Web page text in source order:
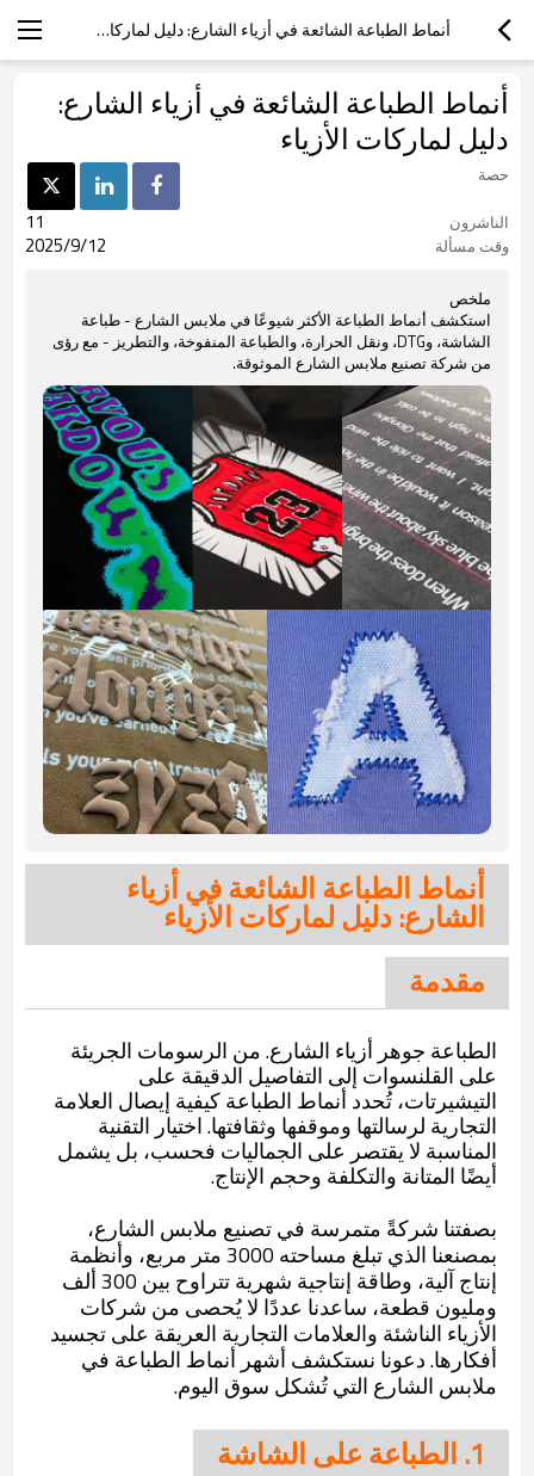
أنماط الطباعة الشائعة في أزياء الشارع: دليل لماركات الأزياء
أنماط الطباعة الشائعة في أزياء الشارع:
دليل لماركات الأزياء
حصة
الناشرون
11
وقت مسألة 2025/9/12
ملخص
استكشف أنماط الطباعة الأكثر شيوعًا في ملابس الشارع - طباعة
الشاشة، وDTG، ونقل الحرارة، والطباعة المنفوخة، والتطريز - مع رؤى
من شركة تصنيع ملابس الشارع الموثوقة.
أنماط الطباعة الشائعة في أزياء
الشارع: دليل لماركات الأزياء
مقدمة
الطباعة جوهر أزياء الشارع. من الرسومات الجريئة
على القلنسوات إلى التفاصيل الدقيقة على
التيشيرتات، تُحدد أنماط الطباعة كيفية إيصال العلامة
التجارية لرسالتها وموقفها وثقافتها. اختيار التقنية
المناسبة لا يقتصر على الجماليات فحسب، بل يشمل
أيضًا المتانة والتكلفة وحجم الإنتاج.
بصفتنا شركةً متمرسة في تصنيع ملابس الشارع،
بمصنعنا الذي تبلغ مساحته 3000 متر مربع، وأنظمة
إنتاج آلية، وطاقة إنتاجية شهرية تتراوح بين 300 ألف
ومليون قطعة، ساعدنا عددًا لا يُحصى من شركات
الأزياء الناشئة والعلامات التجارية العريقة على تجسيد
أفكارها. دعونا نستكشف أشهر أنماط الطباعة في
ملابس الشارع التي تُشكل سوق اليوم.
1. الطباعة على الشاشة